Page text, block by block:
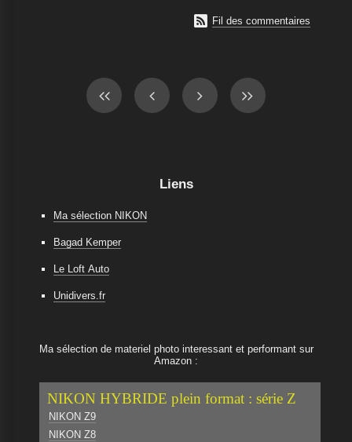
 Fil des commentaires
Liens
Ma sélection NIKON
Bagad Kemper
Le Loft Auto
Unidivers.fr
Ma sélection de materiel photo interessant et performant sur
Amazon :
NIKON HYBRIDE plein format : série Z
NIKON Z9
NIKON Z8